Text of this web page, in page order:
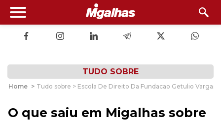
TUDO SOBRE
Home > Tudo sobre > Escola De Direito Da Fundacao Getulio Vargas
O que saiu em Migalhas sobre